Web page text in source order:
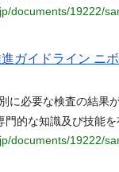
documents/19222/
ガイドライン ニ
に必要な検査の結
的な知識及び技能を
documents/19222/